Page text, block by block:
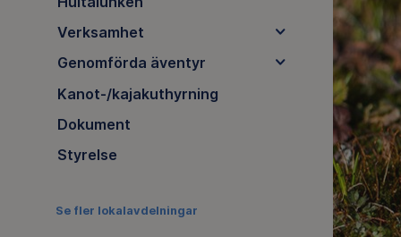
Verksamhet
Genomförda äventyr
Kanot-/kajakuthyrning
Dokument
Styrelse
Se fler lokalavdelningar